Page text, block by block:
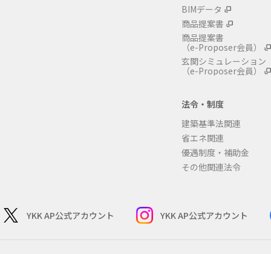
BIMデータ
商品提案書
商品提案書
（e-Proposer会員）
玄関シミュレーション
（e-Proposer会員）
法令・制度
建築基準法関連
省エネ関連
優遇制度・補助金
その他関連法令
YKK AP公式アカウント YKK AP公式アカウント